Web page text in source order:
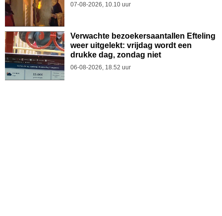
07-08-2026, 10.10 uur
Verwachte bezoekersaantallen Efteling
weer uitgelekt: vrijdag wordt een
drukke dag, zondag niet
06-08-2026, 18.52 uur